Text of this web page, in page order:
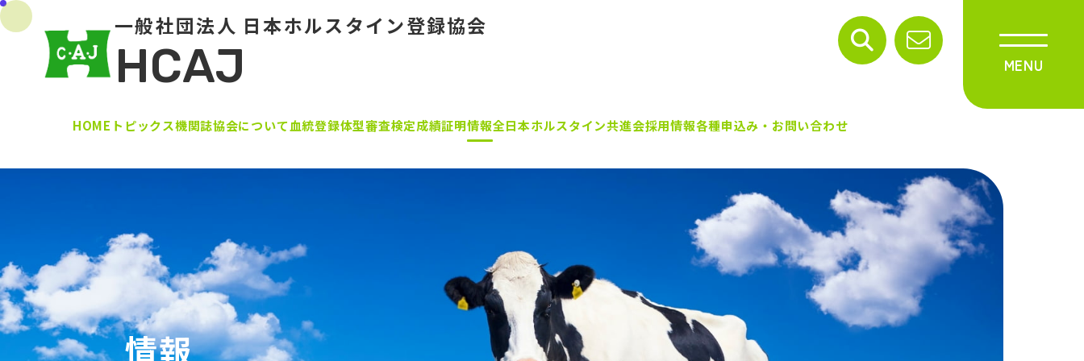
一般社団法人 日本ホルスタイン登録協会
HCAJ
HOME 協会について 血統登録体型審査検定成績証明情報 各種申込み・お問い合わせ
トピックス機関誌 全日本ホルスタイン共進会採用情報
情報